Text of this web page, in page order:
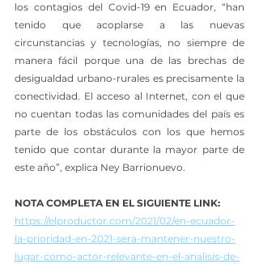
los contagios del Covid-19 en Ecuador, “han
tenido que acoplarse a las nuevas
circunstancias y tecnologías, no siempre de
manera fácil porque una de las brechas de
desigualdad urbano-rurales es precisamente la
conectividad. El acceso al Internet, con el que
no cuentan todas las comunidades del país es
parte de los obstáculos con los que hemos
tenido que contar durante la mayor parte de
este año”, explica Ney Barrionuevo.
NOTA COMPLETA EN EL SIGUIENTE LINK:
https://elproductor.com/2021/02/en-ecuador-
la-prioridad-en-2021-sera-mantener-nuestro-
lugar-como-actor-relevante-en-el-analisis-de-